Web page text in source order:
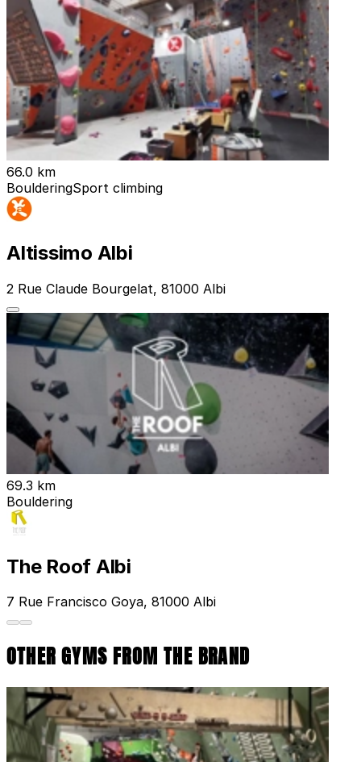
66.0 km
BoulderingSport climbing
Altissimo Albi
2 Rue Claude Bourgelat, 81000 Albi
69.3 km
Bouldering
The Roof Albi
7 Rue Francisco Goya, 81000 Albi
OTHER GYMS FROM THE BRAND